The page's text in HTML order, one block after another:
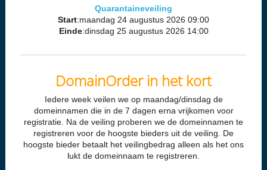
Quarantaineveiling
Start:maandag 24 augustus 2026 09:00
Einde:dinsdag 25 augustus 2026 14:00
DomainOrder in het kort
Iedere week veilen we op maandag/dinsdag de
domeinnamen die in de 7 dagen erna vrijkomen voor
registratie. Na de veiling proberen we de domeinnamen te
registreren voor de hoogste bieders uit de veiling. De
hoogste bieder betaalt het veilingbedrag alleen als het ons
lukt de domeinnaam te registreren.